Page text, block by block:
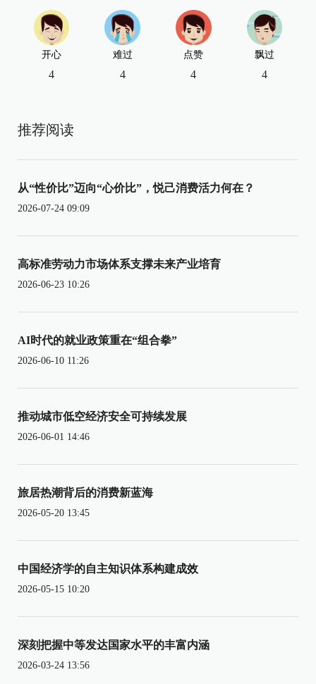
开心
4
难过
4
点赞
4
飘过
4
推荐阅读
从“性价比”迈向“心价比”，悦己消费活力何在？
2026-07-24 09:09
高标准劳动力市场体系支撑未来产业培育
2026-06-23 10:26
AI时代的就业政策重在“组合拳”
2026-06-10 11:26
推动城市低空经济安全可持续发展
2026-06-01 14:46
旅居热潮背后的消费新蓝海
2026-05-20 13:45
中国经济学的自主知识体系构建成效
2026-05-15 10:20
深刻把握中等发达国家水平的丰富内涵
2026-03-24 13:56